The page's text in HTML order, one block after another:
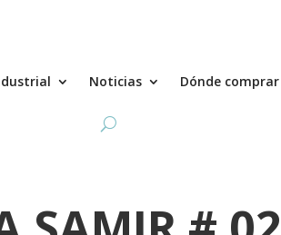
Noticias Dónde comprar